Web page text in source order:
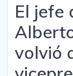
El jefe
volvió